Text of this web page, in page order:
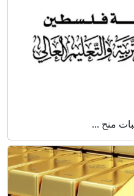
منح ...